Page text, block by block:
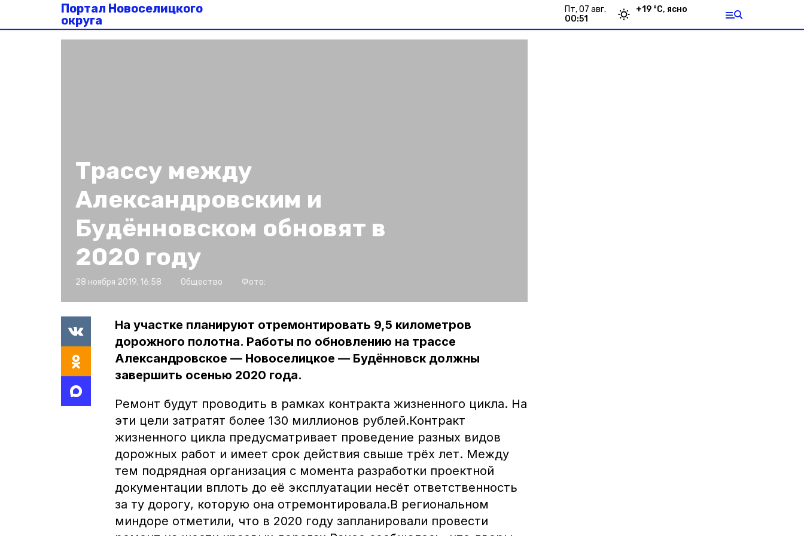
Портал Новоселицкого
округа
пт, 07 авг.
00:51
+19 °С, ясно
Трассу между
Александровским и
Будённовском обновят в
2020 году
28 ноября 2019, 16:58 Общество Фото:
На участке планируют отремонтировать 9,5 километров
дорожного полотна. Работы по обновлению на трассе
Александровское — Новоселицкое — Будённовск должны
завершить осенью 2020 года.
Ремонт будут проводить в рамках контракта жизненного цикла. На
эти цели затратят более 130 миллионов рублей.Контракт
жизненного цикла предусматривает проведение разных видов
дорожных работ и имеет срок действия свыше трёх лет. Между
тем подрядная организация с момента разработки проектной
документации вплоть до её эксплуатации несёт ответственность
за ту дорогу, которую она отремонтировала.В региональном
миндоре отметили, что в 2020 году запланировали провести